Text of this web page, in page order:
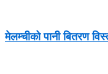
मेलम्चीको पानी बितरण